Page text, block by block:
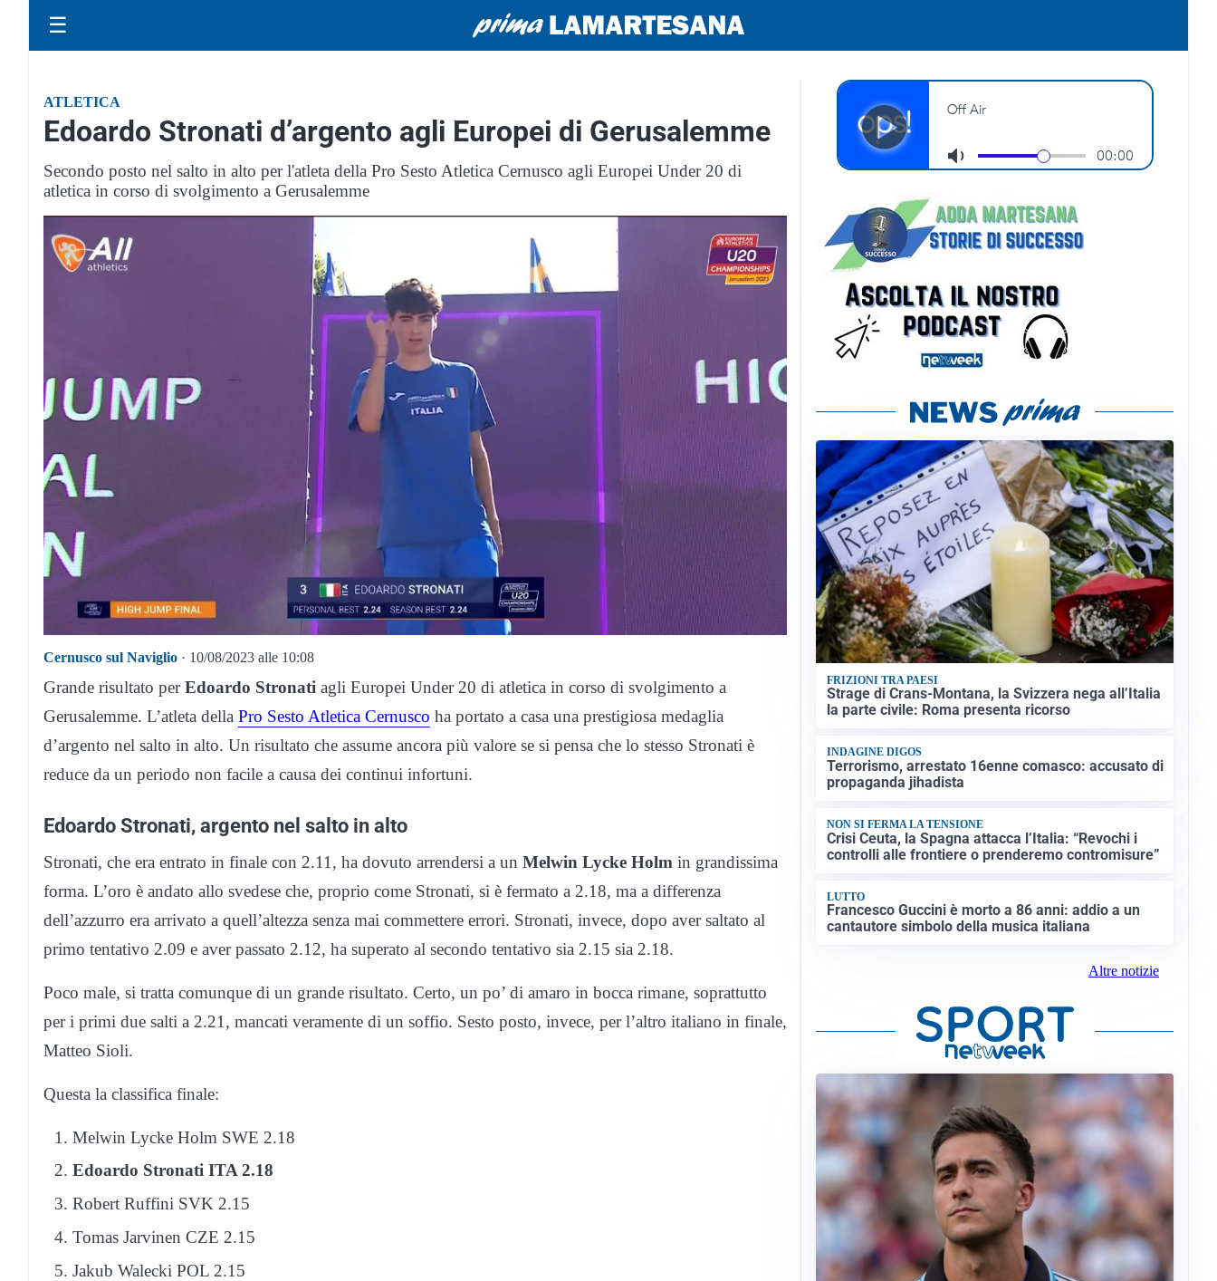
☰
ATLETICA
Edoardo Stronati d’argento agli Europei di Gerusalemme
Secondo posto nel salto in alto per l'atleta della Pro Sesto Atletica Cernusco agli Europei Under 20 di
atletica in corso di svolgimento a Gerusalemme
Cernusco sul Naviglio · 10/08/2023 alle 10:08
Grande risultato perEdoardo Stronati agli Europei Under 20 di atletica in corso di svolgimento a
Gerusalemme. L’atleta della Pro Sesto Atletica Cernusco ha portato a casa una prestigiosa medaglia
d’argento nel salto in alto. Un risultato che assume ancora più valore se si pensa che lo stesso Stronati è
reduce da un periodo non facile a causa dei continui infortuni.
Edoardo Stronati, argento nel salto in alto
Stronati, che era entrato in finale con 2.11, ha dovuto arrendersi a un Melwin Lycke Holm in grandissima
forma. L’oro è andato allo svedese che, proprio come Stronati, si è fermato a 2.18, ma a differenza
dell’azzurro era arrivato a quell’altezza senza mai commettere errori. Stronati, invece, dopo aver saltato al
primo tentativo 2.09 e aver passato 2.12, ha superato al secondo tentativo sia 2.15 sia 2.18.
Poco male, si tratta comunque di un grande risultato. Certo, un po’ di amaro in bocca rimane, soprattutto
per i primi due salti a 2.21, mancati veramente di un soffio. Sesto posto, invece, per l’altro italiano in finale,
Matteo Sioli.
Questa la classifica finale:
Melwin Lycke Holm SWE 2.18
Edoardo Stronati ITA 2.18
Robert Ruffini SVK 2.15
Tomas Jarvinen CZE 2.15
Jakub Walecki POL 2.15
FRIZIONI TRA PAESI
Strage di Crans-Montana, la Svizzera nega all’Italia
la parte civile: Roma presenta ricorso
INDAGINE DIGOS
Terrorismo, arrestato 16enne comasco: accusato di
propaganda jihadista
NON SI FERMA LA TENSIONE
Crisi Ceuta, la Spagna attacca l’Italia: “Revochi i
controlli alle frontiere o prenderemo contromisure”
LUTTO
Francesco Guccini è morto a 86 anni: addio a un
cantautore simbolo della musica italiana
Altre notizie